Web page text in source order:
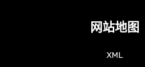
网站地图
XML